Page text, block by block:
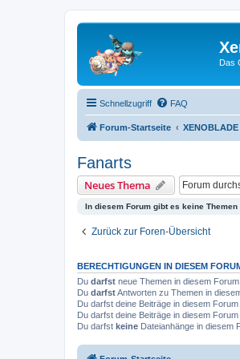
Das
Schnellzugriff FAQ
Forum-Startseite
Fanarts
Neues Thema
In diesem Forum gibt es keine Themen
Zurück zur Foren-Übersicht
BERECHTIGUNGEN IN DIESEM
Du darfst neue Themen in diesem Forum
Du darfstAntworten zu Themen in
Du darfst deine Beiträge in diesem Forum
Du darfst deine Beiträge in diesem Forum
Du darfst keine Dateianhänge in diesem